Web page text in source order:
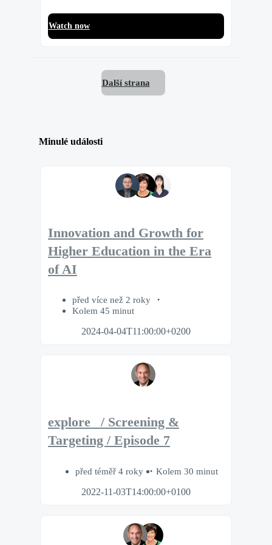
Watch now
Další strana
Minulé události
Innovation and Growth for
Higher Education in the Era
of AI
před více než 2 roky
Kolem 45 minut
2024-04-04T11:00:00+0200
explore_ / Screening &
Targeting / Episode 7
před téměř 4 roky
Kolem 30 minut
2022-11-03T14:00:00+0100